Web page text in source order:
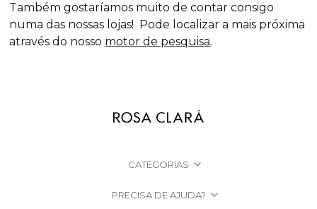
Também gostaríamos muito de contar consigo
numa das nossas lojas! Pode localizar a mais próxima
através do nosso motor de pesquisa.
CATEGORIAS
PRECISA DE AJUDA?